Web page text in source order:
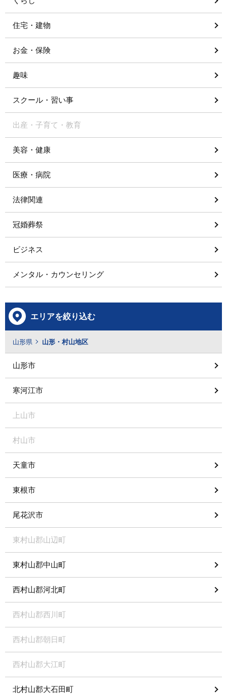
住宅・建物
お金・保険
趣味
スクール・習い事
出産・子育て・教育
美容・健康
医療・病院
法律関連
冠婚葬祭
ビジネス
メンタル・カウンセリング
エリアを絞り込む
山形県 山形・村山地区
山形市
寒河江市
上山市
村山市
天童市
東根市
尾花沢市
東村山郡山辺町
東村山郡中山町
西村山郡河北町
西村山郡西川町
西村山郡朝日町
西村山郡大江町
北村山郡大石田町